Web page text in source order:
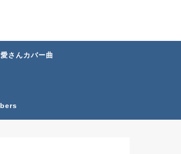
さんカバー曲